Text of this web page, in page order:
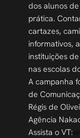
dos alunos
prática.
cartazes,
informativos,
instituições
nas escolas
A campanha
de
Régis de
Agência
Assista o VT: